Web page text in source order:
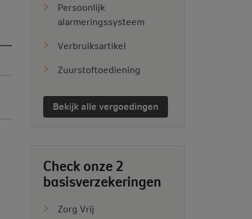
Persoonlijk
alarmeringssysteem
Verbruiksartikel
Zuurstoftoediening
Bekijk alle vergoedingen
Check onze 2
basisverzekeringen
Zorg Vrij